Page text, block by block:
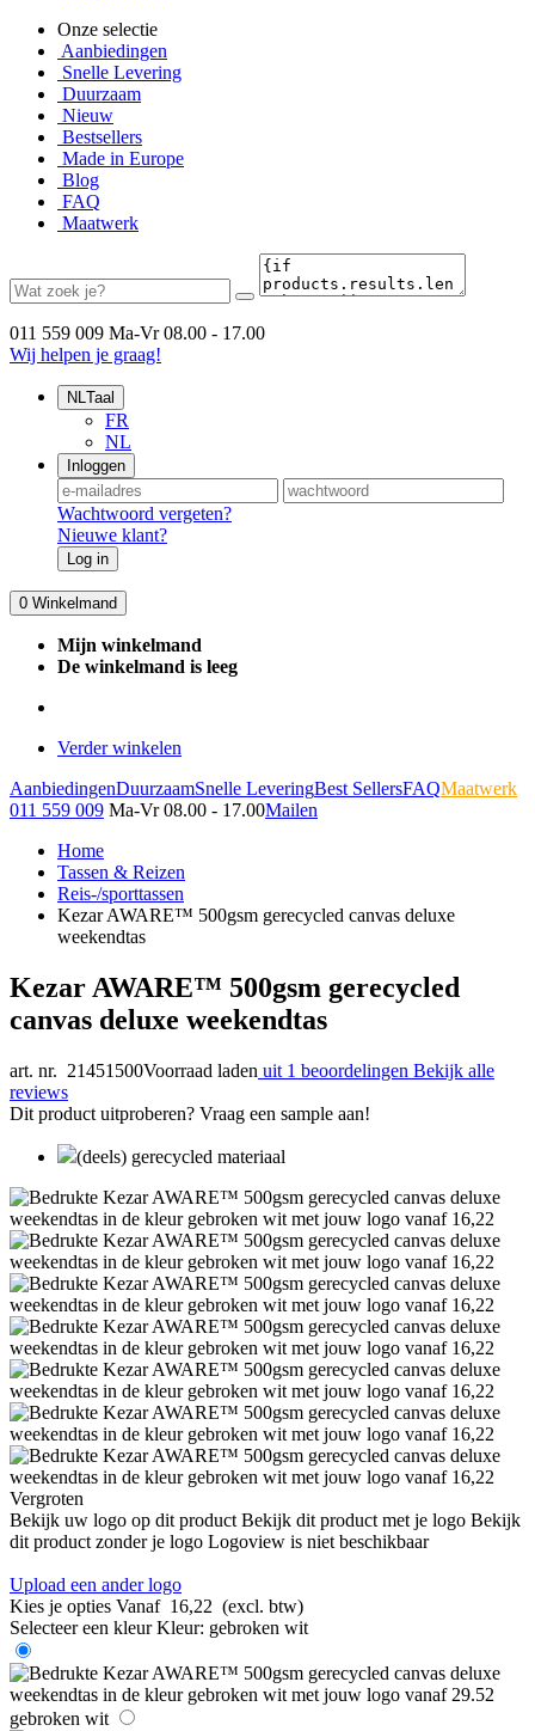
Onze selectie
Aanbiedingen
Snelle Levering
Duurzaam
Nieuw
Bestsellers
Made in Europe
Blog
FAQ
Maatwerk
011 559 009 Ma-Vr 08.00 - 17.00
Wij helpen je graag!
NLTaal
FR
NL
Inloggen
Wachtwoord vergeten?
Nieuwe klant?
Log in
0 Winkelmand
Mijn winkelmand
De winkelmand is leeg
Verder winkelen
AanbiedingenDuurzaamSnelle LeveringBest SellersFAQMaatwerk
011 559 009 Ma-Vr 08.00 - 17.00Mailen
Home
Tassen & Reizen
Reis-/sporttassen
Kezar AWARE™ 500gsm gerecycled canvas deluxe
weekendtas
Kezar AWARE™ 500gsm gerecycled
canvas deluxe weekendtas
art. nr. 21451500Voorraad laden uit 1 beoordelingen Bekijk alle
reviews
Dit product uitproberen? Vraag een sample aan!
(deels) gerecycled materiaal
Vergroten
Bekijk uw logo op dit product Bekijk dit product met je logo Bekijk
dit product zonder je logo Logoview is niet beschikbaar
Upload een ander logo
Kies je opties Vanaf 16,22 (excl. btw)
Selecteer een kleur Kleur: gebroken wit
gebroken wit